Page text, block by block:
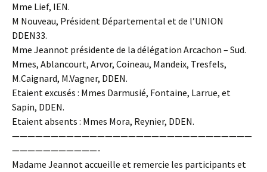
Mme Lief, IEN.
M Nouveau, Président Départemental et de l’UNION
DDEN33.
Mme Jeannot présidente de la délégation Arcachon – Sud.
Mmes, Ablancourt, Arvor, Coineau, Mandeix, Tresfels,
M.Caignard, M.Vagner, DDEN.
Etaient excusés : Mmes Darmusié, Fontaine, Larrue, et
Sapin, DDEN.
Etaient absents : Mmes Mora, Reynier, DDEN.
———————————————————————————————
———————————-
Madame Jeannot accueille et remercie les participants et